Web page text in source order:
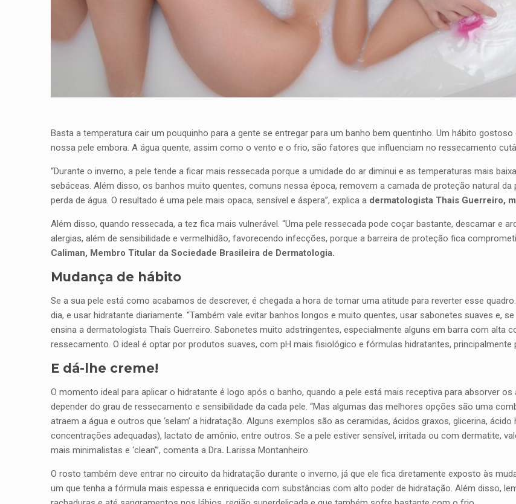
Basta a temperatura cair um pouquinho para a gente se entregar para um banho bem quentinho. Um hábito
nossa pele embora. A água quente, assim como o vento e o frio, são fatores que influenciam no ressecamento
“Durante o inverno, a pele tende a ficar mais ressecada porque a umidade do ar diminui e as temperaturas mais
sebáceas. Além disso, os banhos muito quentes, comuns nessa época, removem a camada de proteção natural
perda de água. O resultado é uma pele mais opaca, sensível e áspera”, explica a dermatologista Thais Guerreiro,
Além disso, quando ressecada, a tez fica mais vulnerável. “Uma pele ressecada pode coçar bastante, descamar e
alergias, além de sensibilidade e vermelhidão, favorecendo infecções, porque a barreira de proteção fica
Caliman, Membro Titular da Sociedade Brasileira de Dermatologia.
Mudança de hábito
Se a sua pele está como acabamos de descrever, é chegada a hora de tomar uma atitude para reverter esse
dia, e usar hidratante diariamente. “Também vale evitar banhos longos e muito quentes, usar sabonetes suaves e,
ensina a dermatologista Thaís Guerreiro. Sabonetes muito adstringentes, especialmente alguns em barra com alta
ressecamento. O ideal é optar por produtos suaves, com pH mais fisiológico e fórmulas hidratantes,
E dá-lhe creme!
O momento ideal para aplicar o hidratante é logo após o banho, quando a pele está mais receptiva para absorver
depender do grau de ressecamento e sensibilidade da cada pele. “Mas algumas das melhores opções são uma
atraem a água e outros que ‘selam’ a hidratação. Alguns exemplos são as ceramidas, ácidos graxos, glicerina,
concentrações adequadas), lactato de amônio, entre outros. Se a pele estiver sensível, irritada ou com dermatite,
mais minimalistas e ‘clean’”, comenta a Dra. Larissa Montanheiro.
O rosto também deve entrar no circuito da hidratação durante o inverno, já que ele fica diretamente exposto às
um que tenha a fórmula mais espessa e enriquecida com substâncias com alto poder de hidratação. Além disso,